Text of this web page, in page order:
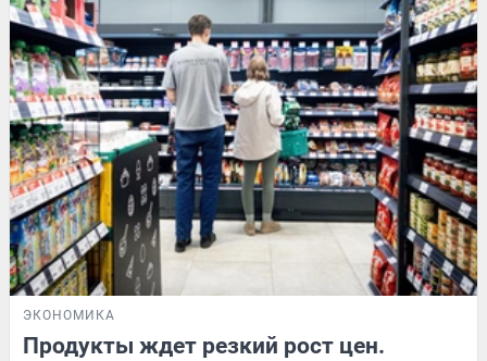
ЭКОНОМИКА
Продукты ждет резкий рост цен.